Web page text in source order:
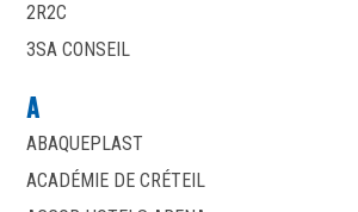
2R2C
3SA CONSEIL
A
ABAQUEPLAST
ACADÉMIE DE CRÉTEIL